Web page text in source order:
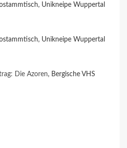
Unikneipe Wuppertal
Unikneipe Wuppertal
Die Azoren, Bergische VHS